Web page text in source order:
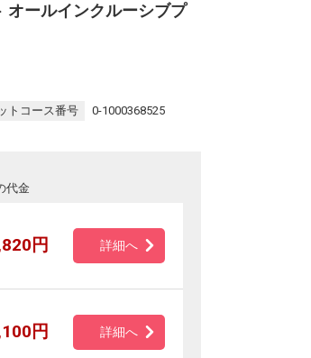
オールインクルーシブプ
トコース番号 0-1000368525
代金
円 詳細へ
円 詳細へ